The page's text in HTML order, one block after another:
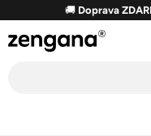
obsah
🚚 Doprava